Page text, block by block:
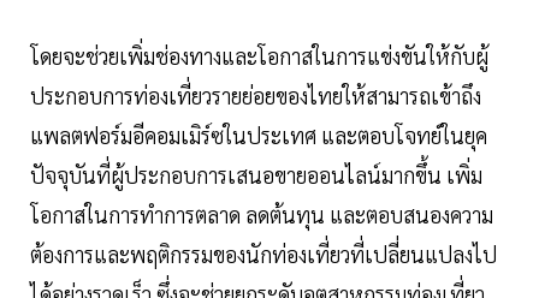
โดยจะช่วยเพิ่มช่องทางและโอกาสในการแข่งขันให้กับผู้
ประกอบการท่องเที่ยวรายย่อยของไทยให้สามารถเข้าถึง
แพลตฟอร์มอีคอมเมิร์ซในประเทศ และตอบโจทย์ในยุค
ปัจจุบันที่ผู้ประกอบการเสนอขายออนไลน์มากขึ้น เพิ่ม
โอกาสในการทำการตลาด ลดต้นทุน และตอบสนองความ
ต้องการและพฤติกรรมของนักท่องเที่ยวที่เปลี่ยนแปลงไป